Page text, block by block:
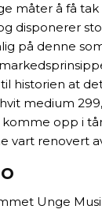
å få
disponerer
på denne
at
medium
opp i
renovert
Unge